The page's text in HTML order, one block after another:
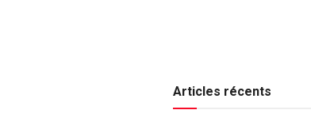
Articles récents